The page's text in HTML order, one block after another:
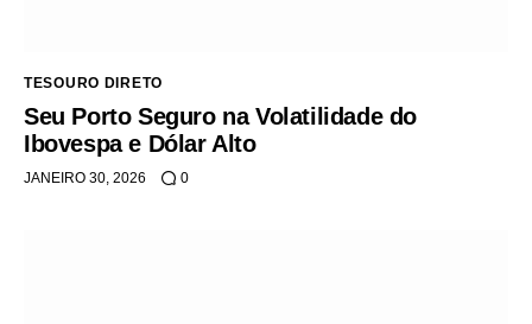
TESOURO DIRETO
Seu Porto Seguro na Volatilidade do
Ibovespa e Dólar Alto
JANEIRO 30, 2026 0